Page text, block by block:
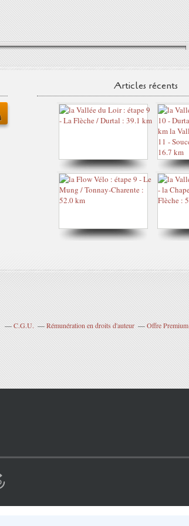
Articles récents
C.G.U. Rémunération en droits d'auteur Offre Premium